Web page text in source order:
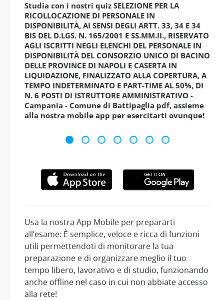
Studia con i nostri quiz SELEZIONE PER LA
RICOLLOCAZIONE DI PERSONALE IN
DISPONIBILITÀ, AI SENSI DEGLI ARTT. 33, 34 E 34
BIS DEL D.LGS. N. 165/2001 E SS.MM.II., RISERVATO
AGLI ISCRITTI NEGLI ELENCHI DEL PERSONALE IN
DISPONIBILITÀ DEL CONSORZIO UNICO DI BACINO
DELLE PROVINCE DI NAPOLI E CASERTA IN
LIQUIDAZIONE, FINALIZZATO ALLA COPERTURA, A
TEMPO INDETERMINATO E PART-TIME AL 50%, DI
N. 6 POSTI DI ISTRUTTORE AMMINISTRATIVO -
Campania - Comune di Battipaglia pdf, assieme
alla nostra mobile app per esercitarti ovunque!
Usa la nostra App Mobile per prepararti
all’esame: È semplice, veloce e ricca di funzioni
utili permettendoti di monitorare la tua
preparazione e di organizzare meglio il tuo
tempo libero, lavorativo e di studio, funzionando
anche offline nel caso in cui non abbiate accesso
alla rete!